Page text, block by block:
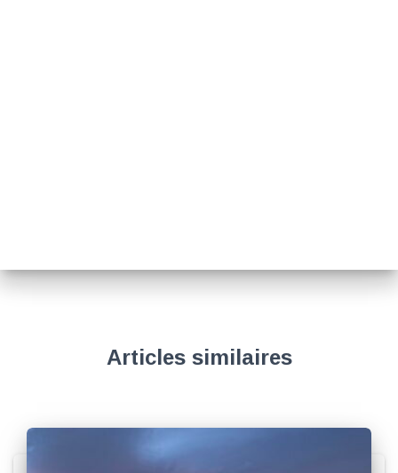
Articles similaires